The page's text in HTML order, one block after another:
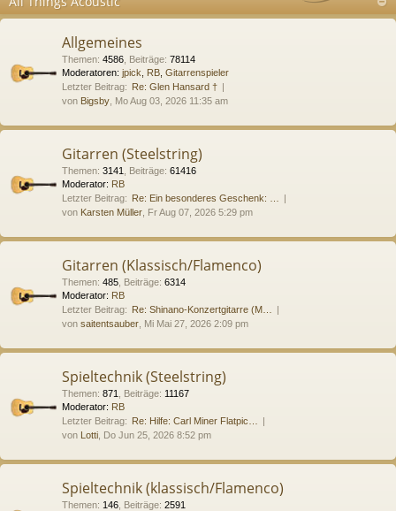
riff n n
Allgemeines
Themen: 4586 Beiträge: 78114
Moderatoren: jpick RB Gitarrenspieler
Letzter Beitrag: Re: Glen Hansard †
von Bigsby , Mo Aug 03, 2026 11:35 am
Gitarren (Steelstring)
Themen: 3141 Beiträge: 61416
Moderator: RB
Letzter Beitrag: Re: Ein besonderes Geschenk: …
von Karsten Müller , Fr Aug 07, 2026 5:29 pm
Gitarren (Klassisch/Flamenco)
Themen: 485 Beiträge: 6314
Moderator: RB
Letzter Beitrag: Re: Shinano-Konzertgitarre (M…
von saitentsauber , Mi Mai 27, 2026 2:09 pm
Spieltechnik (Steelstring)
Themen: 871 Beiträge: 11167
Moderator: RB
Letzter Beitrag: Re: Hilfe: Carl Miner Flatpic…
von Lotti , Do Jun 25, 2026 8:52 pm
Spieltechnik (klassisch/Flamenco)
Themen: 146 Beiträge: 2591